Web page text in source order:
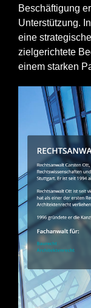
Beschäftigung
Unterstützung.
eine
zielgerichtete
einem starken